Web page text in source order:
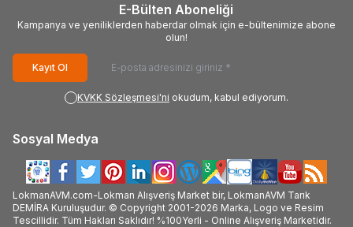
E-Bülten Aboneliği
Kampanya ve yeniliklerden haberdar olmak için e-bültenimize abone
olun!
Kayıt Ol
KVKK Sözleşmesi'ni okudum, kabul ediyorum.
Sosyal Medya
LokmanAVM.com-Lokman Alışveriş Market bir, LokmanAVM Tarık
DEMİRA Kuruluşudur. © Copyright 2001-2026 Marka, Logo ve Resim
Tescillidir. Tüm Hakları Saklıdır! %100Yerli - Online Alışveriş Marketidir.